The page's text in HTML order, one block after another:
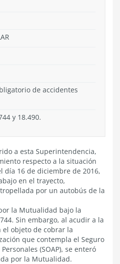
de accidentes
y 18.490.
a esta Superintendencia,
respecto a la situación
día 16 de diciembre de 2016,
en el trayecto,
por un autobús de la
la Mutualidad bajo la
Sin embargo, al acudir a la
el objeto de cobrar la
que contempla el Seguro
(SOAP), se enteró
por la Mutualidad.